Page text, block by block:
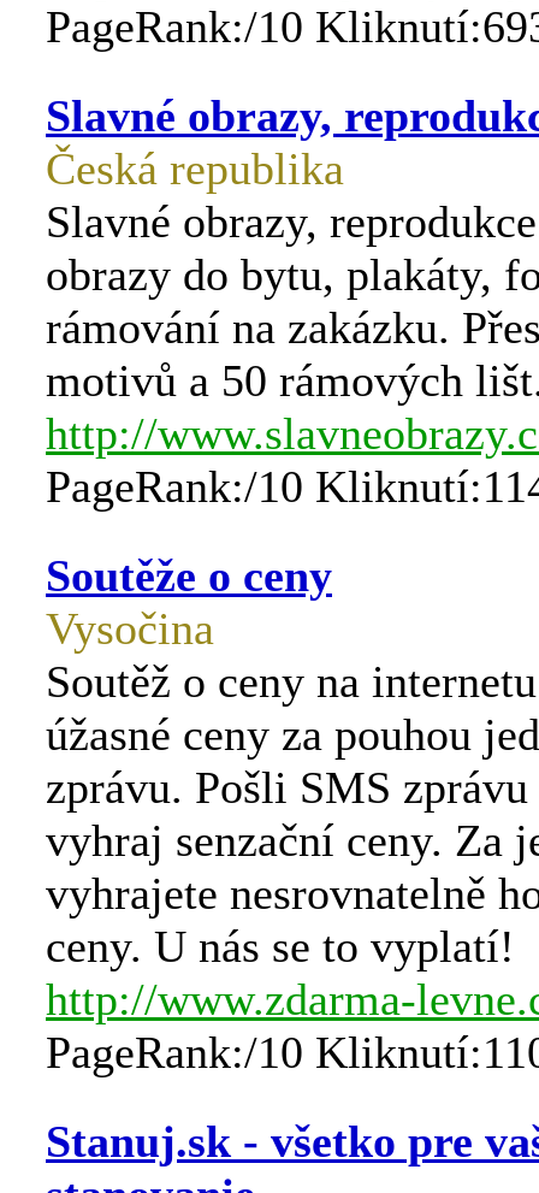
PageRank:/10
Slavné obrazy,
Česká republika
Slavné obrazy,
obrazy do bytu, plakáty,
rámování na zakázku.
motivů a 50 rámových
http://
PageRank:/10
Soutěže o ceny
Vysočina
Soutěž o ceny na
úžasné ceny za pouhou
zprávu. Pošli SMS zprávu
vyhraj senzační ceny. Za
vyhrajete nesrovnatelně
ceny. U nás se to vyplatí!
http://www.zdarma-
PageRank:/10
Stanuj.sk - všetko pre